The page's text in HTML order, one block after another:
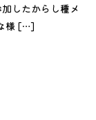
したからし種メ
様 […]